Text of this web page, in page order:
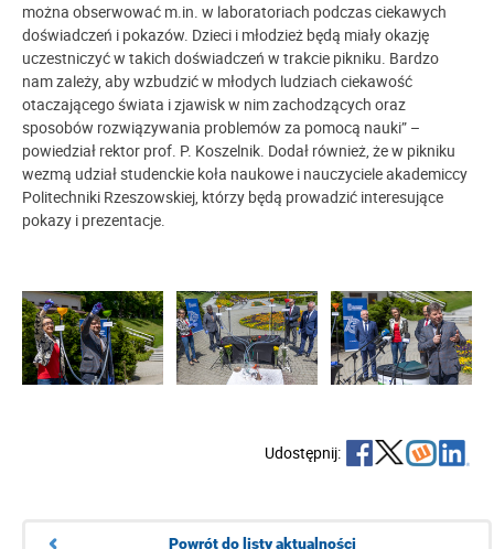
można obserwować m.in. w laboratoriach podczas ciekawych
doświadczeń i pokazów. Dzieci i młodzież będą miały okazję
uczestniczyć w takich doświadczeń w trakcie pikniku. Bardzo
nam zależy, aby wzbudzić w młodych ludziach ciekawość
otaczającego świata i zjawisk w nim zachodzących oraz
sposobów rozwiązywania problemów za pomocą nauki” –
powiedział rektor prof. P. Koszelnik. Dodał również, że w pikniku
wezmą udział studenckie koła naukowe i nauczyciele akademiccy
Politechniki Rzeszowskiej, którzy będą prowadzić interesujące
pokazy i prezentacje.
Udostępnij:
Powrót do listy aktualności